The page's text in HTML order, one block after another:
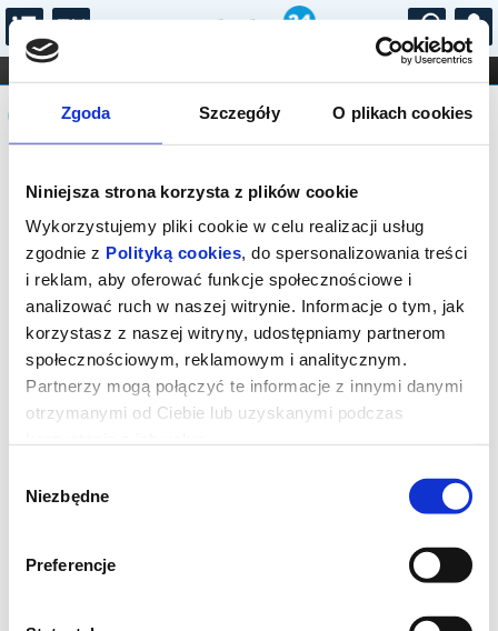
Zgoda Szczegóły O plikach cookies
Niniejsza strona korzysta z plików cookie
Wykorzystujemy pliki cookie w celu realizacji usług
zgodnie z Polityką cookies, do spersonalizowania treści
i reklam, aby oferować funkcje społecznościowe i
analizować ruch w naszej witrynie. Informacje o tym, jak
korzystasz z naszej witryny, udostępniamy partnerom
społecznościowym, reklamowym i analitycznym.
Partnerzy mogą połączyć te informacje z innymi danymi
otrzymanymi od Ciebie lub uzyskanymi podczas
zgody
Niezbędne
Preferencje
...
FILHARMONIA OPERA I BALET
STAND-UP
DLA DZIECI
Komunikat
Sprzedaż biletów on-line na wydarzenie
została zakończona.